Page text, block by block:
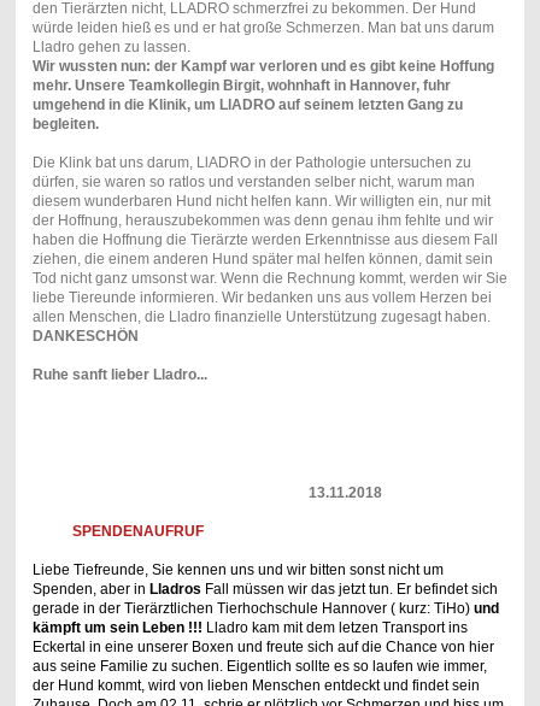
den Tierärzten nicht, LLADRO schmerzfrei zu bekommen. Der Hund
würde leiden hieß es und er hat große Schmerzen. Man bat uns darum
Lladro gehen zu lassen.
Wir wussten nun: der Kampf war verloren und es gibt keine Hoffung
mehr. Unsere Teamkollegin Birgit, wohnhaft in Hannover, fuhr
umgehend in die Klinik, um LlADRO auf seinem letzten Gang zu
begleiten.
Die Klink bat uns darum, LlADRO in der Pathologie untersuchen zu
dürfen, sie waren so ratlos und verstanden selber nicht, warum man
diesem wunderbaren Hund nicht helfen kann. Wir willigten ein, nur mit
der Hoffnung, herauszubekommen was denn genau ihm fehlte und wir
haben die Hoffnung die Tierärzte werden Erkenntnisse aus diesem Fall
ziehen, die einem anderen Hund später mal helfen können, damit sein
Tod nicht ganz umsonst war. Wenn die Rechnung kommt, werden wir Sie
liebe Tiereunde informieren. Wir bedanken uns aus vollem Herzen bei
allen Menschen, die Lladro finanzielle Unterstützung zugesagt haben.
DANKESCHÖN
Ruhe sanft lieber Lladro...
13.11.2018
SPENDENAUFRUF
Liebe Tiefreunde, Sie kennen uns und wir bitten sonst nicht um
Spenden, aber in Lladros Fall müssen wir das jetzt tun. Er befindet sich
gerade in der Tierärztlichen Tierhochschule Hannover ( kurz: TiHo) und
kämpft um sein Leben !!! Lladro kam mit dem letzen Transport ins
Eckertal in eine unserer Boxen und freute sich auf die Chance von hier
aus seine Familie zu suchen. Eigentlich sollte es so laufen wie immer,
der Hund kommt, wird von lieben Menschen entdeckt und findet sein